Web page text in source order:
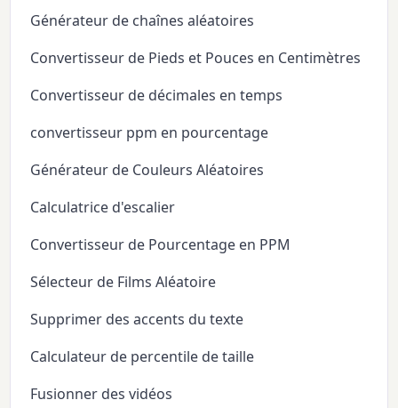
Générateur de chaînes aléatoires
Convertisseur de Pieds et Pouces en Centimètres
Convertisseur de décimales en temps
convertisseur ppm en pourcentage
Générateur de Couleurs Aléatoires
Calculatrice d'escalier
Convertisseur de Pourcentage en PPM
Sélecteur de Films Aléatoire
Supprimer des accents du texte
Calculateur de percentile de taille
Fusionner des vidéos